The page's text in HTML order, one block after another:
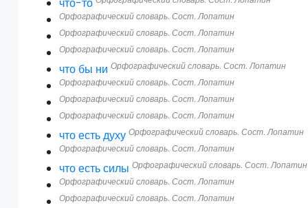
Орфографический словарь. Сост. Лопатин
Орфографический словарь. Сост. Лопатин
Орфографический словарь. Сост. Лопатин
что бы ни Орфографический словарь. Сост. Лопатин
Орфографический словарь. Сост. Лопатин
Орфографический словарь. Сост. Лопатин
Орфографический словарь. Сост. Лопатин
что есть духу Орфографический словарь. Сост. Лопатин
Орфографический словарь. Сост. Лопатин
что есть силы Орфографический словарь. Сост. Лопатин
Орфографический словарь. Сост. Лопатин
Орфографический словарь. Сост. Лопатин